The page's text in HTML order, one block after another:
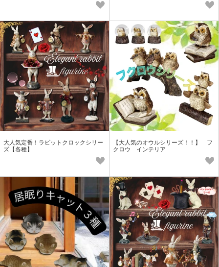
大人気定番！ラビットクロックシリー
ズ【各種】
【大人気のオウルシリーズ！！】 フ
クロウ インテリア